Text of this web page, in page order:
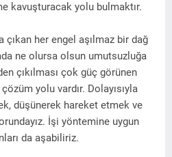
kavuşturacak yolu bulmaktır.
çıkan her engel aşılmaz bir dağ
ne olursa olsun umutsuzluğa
çıkılması çok güç görünen
yolu vardır. Dolayısıyla
düşünerek hareket etmek ve
İşi yöntemine uygun
da aşabiliriz.